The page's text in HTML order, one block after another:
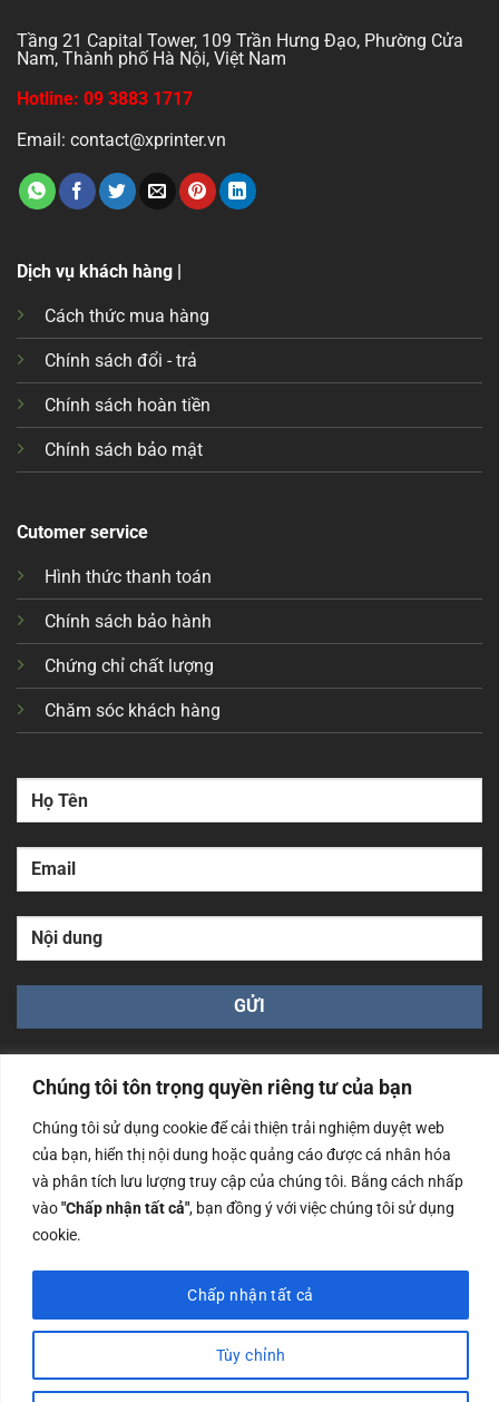
Chúng tôi tôn trọng quyền riêng tư của bạn
Chúng tôi sử dụng cookie để cải thiện trải nghiệm duyệt web
của bạn, hiển thị nội dung hoặc quảng cáo được cá nhân hóa
và phân tích lưu lượng truy cập của chúng tôi. Bằng cách nhấp
vào"Chấp nhận tất cả", bạn đồng ý với việc chúng tôi sử dụng
cookie.
Tùy chỉnh
Chấp nhận tất cả
Tầng 21 Capital Tower, 109 Trần Hưng Đạo, Phường Cửa
Nam, Thành phố Hà Nội, Việt Nam
Hotline: 09 3883 1717
Email: contact@xprinter.vn
Dịch vụ khách hàng |
Cách thức mua hàng
Chính sách đổi - trả
Chính sách hoàn tiền
Chính sách bảo mật
Cutomer service
Hình thức thanh toán
Chính sách bảo hành
Chứng chỉ chất lượng
Chăm sóc khách hàng
Công ty TNHH Nam Bình Xương - Số ĐKKD: 0108783483
cấp ngày 14/06/2019 bởi Sở Kế Hoạch và Đầu Tư Tp. Hà
Nội
Copyrights @2023 Nam Binh Xuong. All Rights Reserved